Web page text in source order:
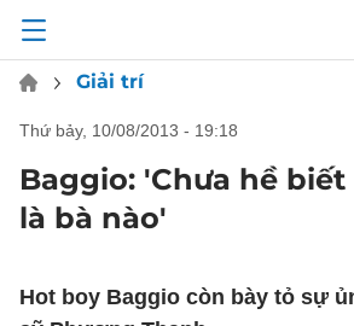
Giải trí
thứ bảy, 10/08/2013 - 19:18
Baggio: 'Chưa hề
là bà nào'
Hot boy Baggio còn bày tỏ sự